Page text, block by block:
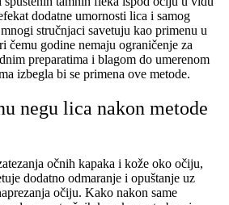
dodatne umornosti lica i samog
stručnjaci savetuju kao primenu u
čemu godine nemaju ograničenje za
preparatima i blagom do umerenom
izbegla bi se primena ove metode.
negu lica nakon metode
očnih kapaka i kože oko očiju,
dodatno odmaranje i opuštanje uz
očiju. Kako nakon same